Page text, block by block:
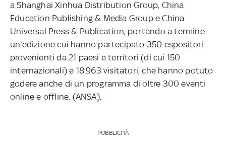
a Shanghai Xinhua Distribution Group, China
Education Publishing & Media Group e China
Universal Press & Publication, portando a termine
un'edizione cui hanno partecipato 350 espositori
provenienti da 21 paesi e territori (di cui 150
internazionali) e 18.963 visitatori, che hanno potuto
godere anche di un programma di oltre 300 eventi
online e offline. (ANSA).
PUBBLICITÀ